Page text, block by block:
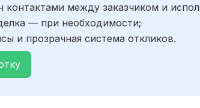
контактами между заказчиком и
— при необходимости;
и прозрачная система откликов.